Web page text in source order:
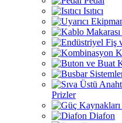
Isıtıcı
Prizler
Diafon